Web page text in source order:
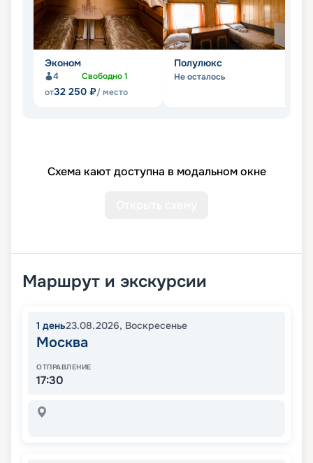
Эконом
4 Свободно1
от32 250 ₽/ место
Полулюкс
Не осталось
Схема кают доступна в модальном окне
Маршрут и экскурсии
1 день23.08.2026, Воскресенье
Москва
ОТПРАВЛЕНИЕ
17:30